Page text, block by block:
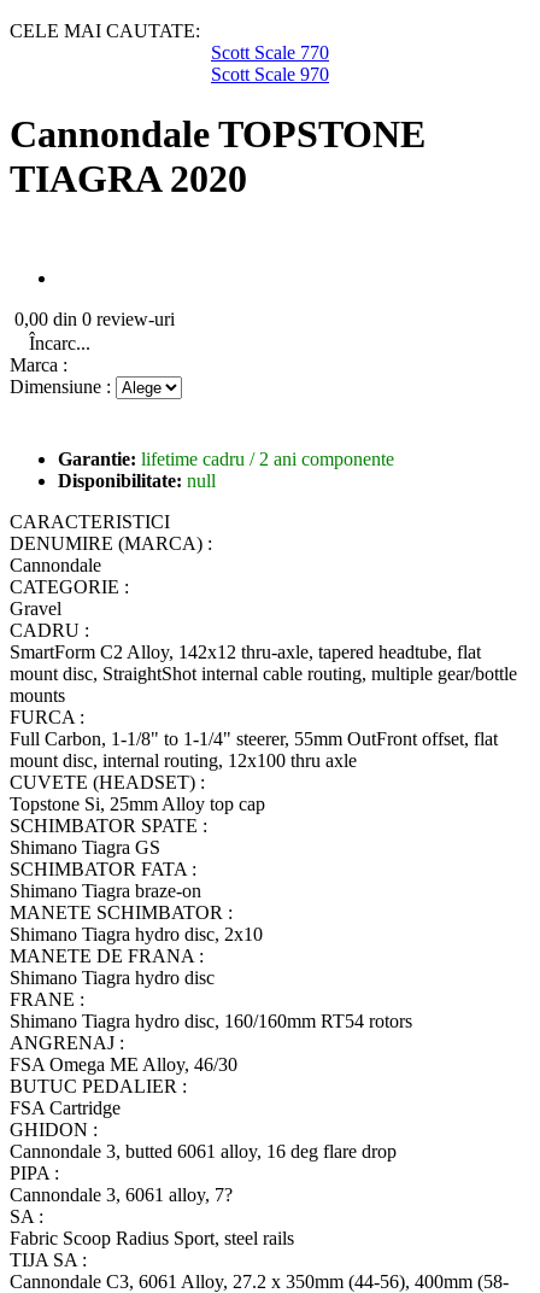
CELE MAI CAUTATE:
Scott Scale 770
Scott Scale 970
Cannondale TOPSTONE
TIAGRA 2020
0,00 din 0 review-uri
Încarc...
Marca :
Dimensiune :
Garantie: lifetime cadru / 2 ani componente
Disponibilitate: null
CARACTERISTICI
DENUMIRE (MARCA) :
Cannondale
CATEGORIE :
Gravel
CADRU :
SmartForm C2 Alloy, 142x12 thru-axle, tapered headtube, flat
mount disc, StraightShot internal cable routing, multiple gear/bottle
mounts
FURCA :
Full Carbon, 1-1/8" to 1-1/4" steerer, 55mm OutFront offset, flat
mount disc, internal routing, 12x100 thru axle
CUVETE (HEADSET) :
Topstone Si, 25mm Alloy top cap
SCHIMBATOR SPATE :
Shimano Tiagra GS
SCHIMBATOR FATA :
Shimano Tiagra braze-on
MANETE SCHIMBATOR :
Shimano Tiagra hydro disc, 2x10
MANETE DE FRANA :
Shimano Tiagra hydro disc
FRANE :
Shimano Tiagra hydro disc, 160/160mm RT54 rotors
ANGRENAJ :
FSA Omega ME Alloy, 46/30
BUTUC PEDALIER :
FSA Cartridge
GHIDON :
Cannondale 3, butted 6061 alloy, 16 deg flare drop
PIPA :
Cannondale 3, 6061 alloy, 7?
SA :
Fabric Scoop Radius Sport, steel rails
TIJA SA :
Cannondale C3, 6061 Alloy, 27.2 x 350mm (44-56), 400mm (58-